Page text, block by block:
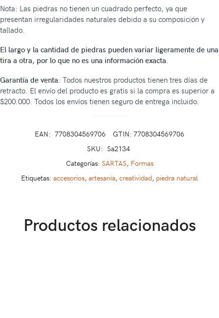
Nota: Las piedras no tienen un cuadrado perfecto, ya que
presentan irregularidades naturales debido a su composición y
tallado.
El largo y la cantidad de piedras pueden variar ligeramente de una
tira a otra, por lo que no es una información exacta.
Garantía de venta: Todos nuestros productos tienen tres días de
retracto. El envío del producto es gratis si la compra es superior a
$200.000. Todos los envíos tienen seguro de entrega incluido.
EAN: 7708304569706
GTIN: 7708304569706
SKU: Sa2134
Categorías: SARTAS, Formas
Etiquetas: accesorios, artesanía, creatividad, piedra natural
Productos relacionados